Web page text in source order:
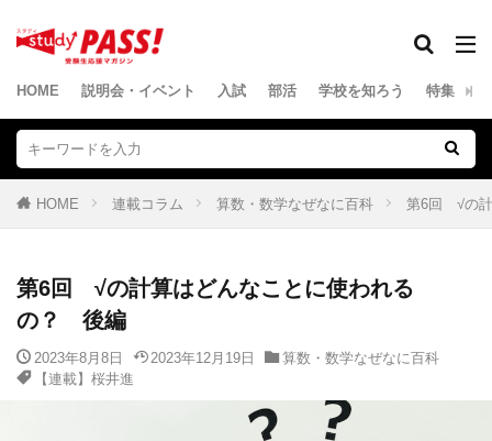
HOME 説明会・イベント 入試 部活 学校を知ろう 特集
HOME 連載コラム 算数・数学なぜなに百科 第6回 √の
第6回 √の計算はどんなことに使われる
の？ 後編
2023年8月8日 2023年12月19日
算数・数学なぜなに百科
【連載】桜井進